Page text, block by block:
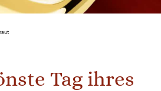
Tag ihres